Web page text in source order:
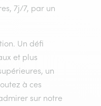
7j/7, par un
Un défi
et plus
un
à ces
sur notre